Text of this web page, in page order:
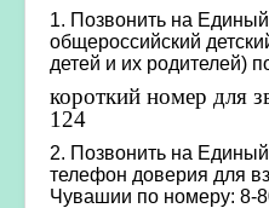
1. Позвонить на
общероссийский
детей и их родителей)
короткий номер для
124
2. Позвонить на
телефон доверия для
Чувашии по номеру: 8-